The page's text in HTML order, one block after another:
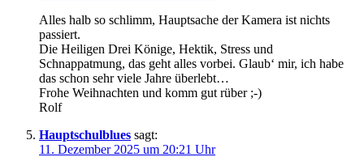
Alles halb so schlimm, Hauptsache der Kamera ist nichts
passiert.
Die Heiligen Drei Könige, Hektik, Stress und
Schnappatmung, das geht alles vorbei. Glaub‘ mir, ich habe
das schon sehr viele Jahre überlebt…
Frohe Weihnachten und komm gut rüber ;-)
Rolf
Hauptschulblues sagt:
11. Dezember 2025 um 20:21 Uhr